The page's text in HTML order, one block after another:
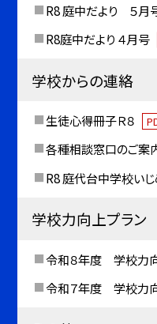
R8 庭中だより ５月
R8庭中だより ４月号
学校からの連絡
生徒心得冊子Ｒ８
各種相談窓口のご案
R8 庭代台中学校い
学校力向上プラン
令和８年度 学校力向
令和７年度 学校力向